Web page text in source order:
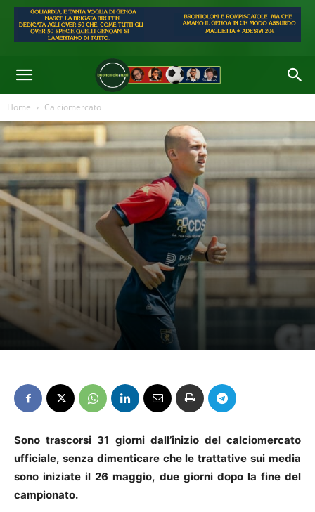
Home Calciomercato
Sono trascorsi 31 giorni dall’inizio del calciomercato
ufficiale, senza dimenticare che le trattative sui media
sono iniziate il 26 maggio, due giorni dopo la fine del
campionato.